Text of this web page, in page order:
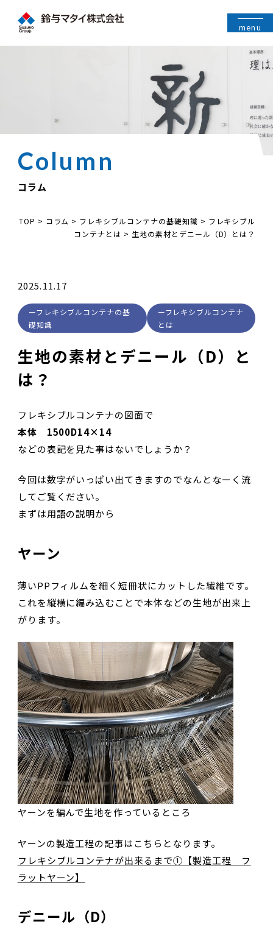
menu
コラム
TOP > コラム > フレキシブルコンテナの基礎知識 > フレキシブル
コンテナとは > 生地の素材とデニール（D）とは？
2025.11.17
フレキシブルコンテナの基
礎知識
フレキシブルコンテナ
とは
生地の素材とデニール（D）と
は？
フレキシブルコンテナの図面で
本体 1500D14×14
などの表記を見た事はないでしょうか？
今回は数字がいっぱい出てきますのでなんとなーく流
してご覧ください。
まずは用語の説明から
ヤーン
薄いPPフィルムを細く短冊状にカットした繊維です。
これを縦横に編み込むことで本体などの生地が出来上
がります。
ヤーンを編んで生地を作っているところ
ヤーンの製造工程の記事はこちらとなります。
フレキシブルコンテナが出来るまで①【製造工程 フ
ラットヤーン】
デニール（D）